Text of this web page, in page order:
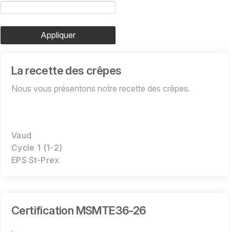
Appliquer
La recette des crêpes
Nous vous présentons notre recette des crêpes.
Vaud
Cycle 1 (1-2)
EPS St-Prex
Certification MSMTE36-26
.